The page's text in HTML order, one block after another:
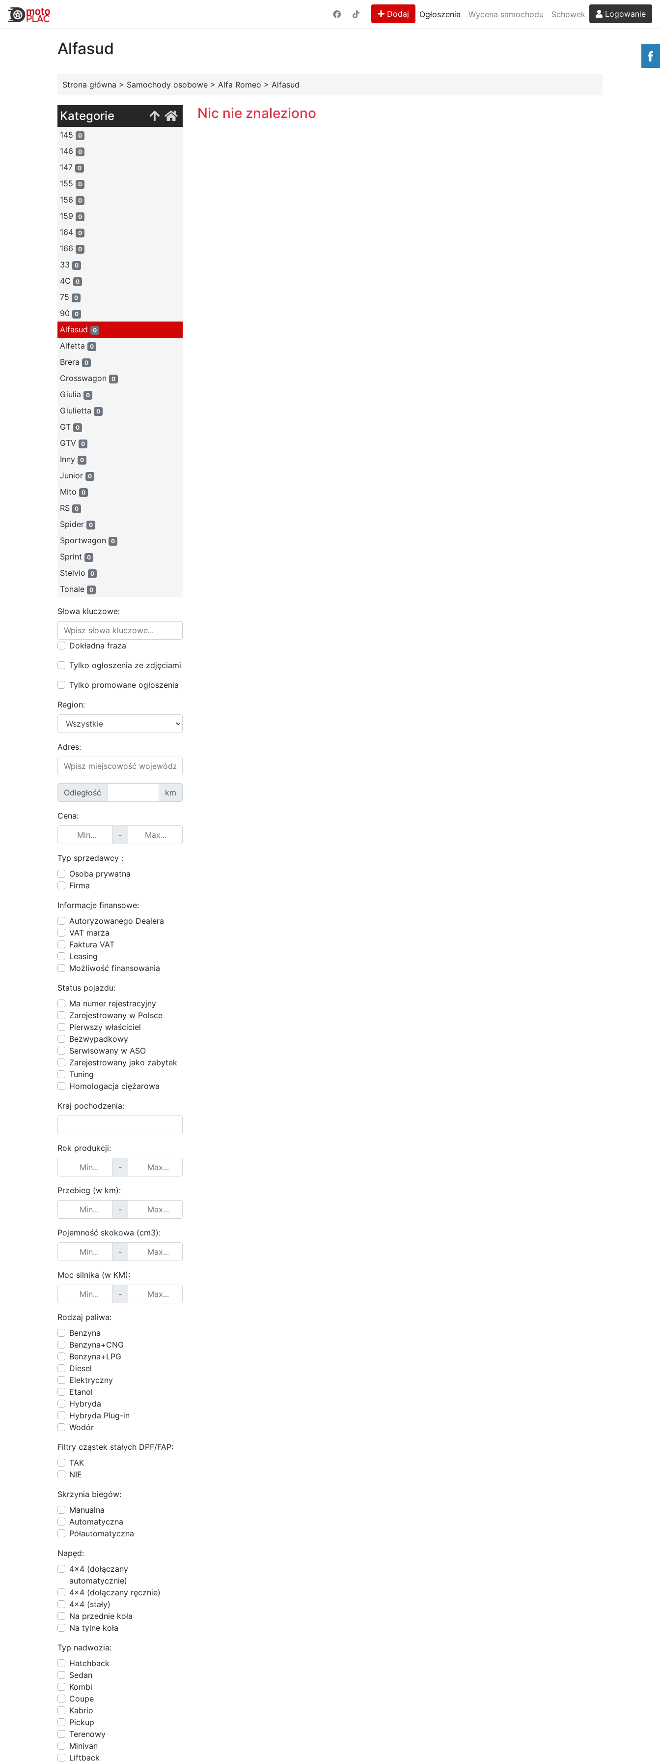
Dodaj Ogłoszenia Wycena samochodu Schowek Logowanie
Alfasud
Strona główna > Samochody osobowe > Alfa Romeo > Alfasud
Kategorie
145 0
146 0
147 0
155 0
156 0
159 0
164 0
166 0
33 0
4C 0
75 0
90 0
Alfasud 0
Alfetta 0
Brera 0
Crosswagon 0
Giulia 0
Giulietta 0
GT 0
GTV 0
Inny 0
Junior 0
Mito 0
RS 0
Spider 0
Sportwagon 0
Sprint 0
Stelvio 0
Tonale 0
Słowa kluczowe:
Dokładna fraza
Tylko ogłoszenia ze zdjęciami
Tylko promowane ogłoszenia
Region:
Adres:
Odległość km
Cena:
-
Typ sprzedawcy :
Osoba prywatna
Firma
Informacje finansowe:
Autoryzowanego Dealera
VAT marża
Faktura VAT
Leasing
Możliwość finansowania
Status pojazdu:
Ma numer rejestracyjny
Zarejestrowany w Polsce
Pierwszy właściciel
Bezwypadkowy
Serwisowany w ASO
Zarejestrowany jako zabytek
Tuning
Homologacja ciężarowa
Kraj pochodzenia:
Rok produkcji:
-
Przebieg (w km):
-
Pojemność skokowa (cm3):
-
Moc silnika (w KM):
-
Rodzaj paliwa:
Benzyna
Benzyna+CNG
Benzyna+LPG
Diesel
Elektryczny
Etanol
Hybryda
Hybryda Plug-in
Wodór
Filtry cząstek stałych DPF/FAP:
TAK
NIE
Skrzynia biegów:
Manualna
Automatyczna
Półautomatyczna
Napęd:
4x4 (dołączany
automatycznie)
4x4 (dołączany ręcznie)
4x4 (stały)
Na przednie koła
Na tylne koła
Typ nadwozia:
Hatchback
Sedan
Kombi
Coupe
Kabrio
Pickup
Terenowy
Minivan
Liftback
Nic nie znaleziono